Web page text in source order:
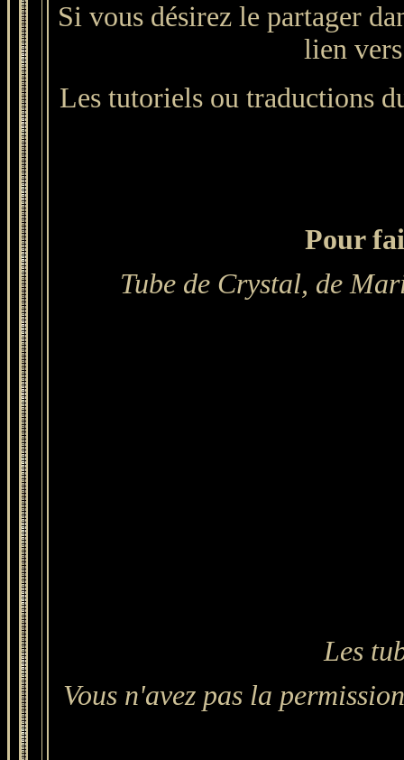
Si vous désirez le partager
lien
Les tutoriels ou traductions
Pour
Tube de Crystal, de
Les
Vous n'avez pas la